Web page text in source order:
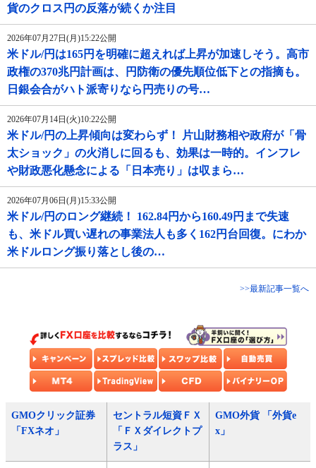
貨のクロス円の反落が続くか注目
2026年07月27日(月)15:22公開
米ドル/円は165円を明確に超えれば上昇が加速しそう。高市
政権の370兆円計画は、円防衛の優先順位低下との指摘も。
日銀会合がハト派寄りなら円売りの号…
2026年07月14日(火)10:22公開
米ドル/円の上昇傾向は変わらず！ 片山財務相や政府が「骨
太ショック」の火消しに回るも、効果は一時的。インフレ
や財政悪化懸念による「日本売り」は収まら…
2026年07月06日(月)15:33公開
米ドル/円のロング継続！ 162.84円から160.49円まで失速
も、米ドル買い遅れの事業法人も多く162円台回復。にわか
米ドルロング振り落とし後の…
>>最新記事一覧へ
GMOクリック証券
「FXネオ」
セントラル短資ＦＸ
「ＦＸダイレクトプ
ラス」
GMO外貨 「外貨e
x」